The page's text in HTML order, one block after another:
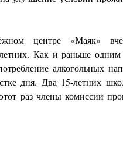
центре «Маяк»
Как и раньше
алкогольных
дня. Два 15-летних
раз члены комиссии